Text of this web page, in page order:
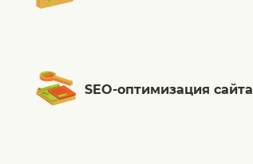
SEO-оптимизация сайта